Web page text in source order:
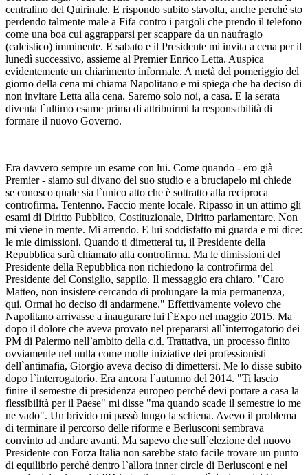
centralino del Quirinale. E rispondo subito stavolta, anche perché sto
perdendo talmente male a Fifa contro i pargoli che prendo il telefono
come una boa cui aggrapparsi per scappare da un naufragio
(calcistico) imminente. E sabato e il Presidente mi invita a cena per il
lunedì successivo, assieme al Premier Enrico Letta. Auspica
evidentemente un chiarimento informale. A metà del pomeriggio del
giorno della cena mi chiama Napolitano e mi spiega che ha deciso di
non invitare Letta alla cena. Saremo solo noi, a casa. E la serata
diventa l`ultimo esame prima di attribuirmi la responsabilità di
formare il nuovo Governo.
Era davvero sempre un esame con lui. Come quando - ero già
Premier - siamo sul divano del suo studio e a bruciapelo mi chiede
se conosco quale sia l`unico atto che è sottratto alla reciproca
controfirma. Tentenno. Faccio mente locale. Ripasso in un attimo gli
esami di Diritto Pubblico, Costituzionale, Diritto parlamentare. Non
mi viene in mente. Mi arrendo. E lui soddisfatto mi guarda e mi dice:
le mie dimissioni. Quando ti dimetterai tu, il Presidente della
Repubblica sarà chiamato alla controfirma. Ma le dimissioni del
Presidente della Repubblica non richiedono la controfirma del
Presidente del Consiglio, sappilo. Il messaggio era chiaro. "Caro
Matteo, non insistere cercando di prolungare la mia permanenza,
qui. Ormai ho deciso di andarmene." Effettivamente volevo che
Napolitano arrivasse a inaugurare lui l`Expo nel maggio 2015. Ma
dopo il dolore che aveva provato nel prepararsi all`interrogatorio dei
PM di Palermo nell`ambito della c.d. Trattativa, un processo finito
ovviamente nel nulla come molte iniziative dei professionisti
dell`antimafia, Giorgio aveva deciso di dimettersi. Me lo disse subito
dopo l`interrogatorio. Era ancora l`autunno del 2014. "Ti lascio
finire il semestre di presidenza europeo perché devi portare a casa la
flessibilità per il Paese" mi disse "ma quando scade il semestre io me
ne vado". Un brivido mi passò lungo la schiena. Avevo il problema
di terminare il percorso delle riforme e Berlusconi sembrava
convinto ad andare avanti. Ma sapevo che sull`elezione del nuovo
Presidente con Forza Italia non sarebbe stato facile trovare un punto
di equilibrio perché dentro l`allora inner circle di Berlusconi e nel